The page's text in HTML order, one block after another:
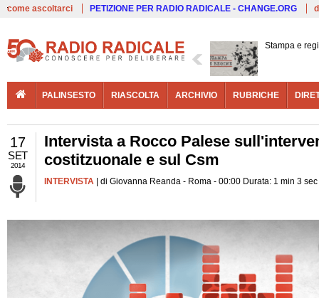
come ascoltarci PETIZIONE PER RADIO RADICALE - CHANGE.ORG
Stampa e
PALINSESTO RIASCOLTA ARCHIVIO RUBRICHE
17
SET
2014
Intervista a Rocco Palese
costitzuonale e sul Csm
INTERVISTA | di Giovanna Reanda - Roma - 00:00 Durata: 1 min 3 sec